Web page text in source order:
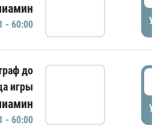
- 60:00
до
игры
- 60:00